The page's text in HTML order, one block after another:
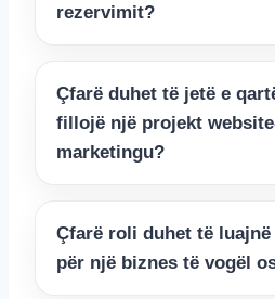
rezervimit?
Çfarë duhet të jetë e
fillojë një projekt
marketingu?
Çfarë roli duhet të
për një biznes të vogël